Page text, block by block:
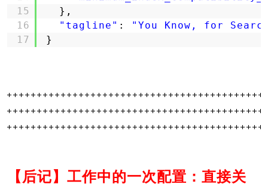
15
16
17
},
"tagline" :
"You Know, for
}
【后记】工作中的一次配置：直接关